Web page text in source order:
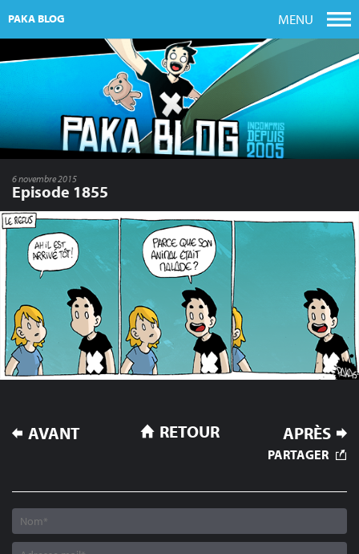
PAKA BLOG MENU
6 novembre 2015
Episode 1855
NAVIGATION
DE
AVANT APRÈS
RETOUR
PARTAGER